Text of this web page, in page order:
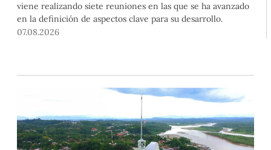
viene realizando siete reuniones en las que se ha avanzado
en la definición de aspectos clave para su desarrollo.
07.08.2026